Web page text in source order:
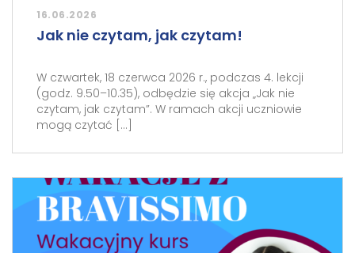
16.06.2026
Jak nie czytam, jak czytam!
W czwartek, 18 czerwca 2026 r., podczas 4. lekcji
(godz. 9.50–10.35), odbędzie się akcja „Jak nie
czytam, jak czytam”. W ramach akcji uczniowie
mogą czytać […]